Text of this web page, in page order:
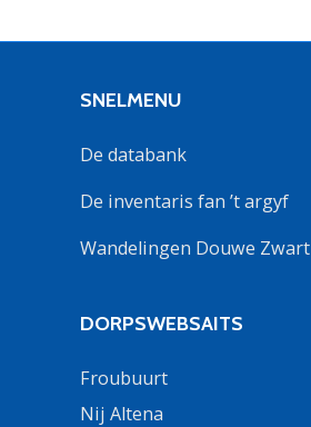
SNELMENU
De databank
De inventaris fan ’t argyf
Wandelingen Douwe Zwart
DORPSWEBSAITS
Froubuurt
Nij Altena